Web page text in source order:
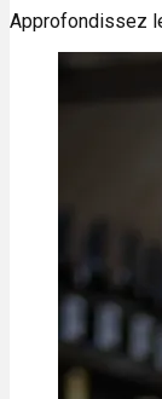
Approfondissez